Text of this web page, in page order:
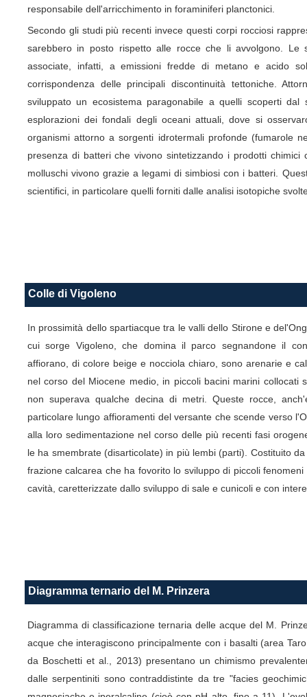
responsabile dell'arricchimento in foraminiferi planctonici.
Secondo gli studi più recenti invece questi corpi rocciosi
sarebbero in posto rispetto alle rocce che li avvolgono. Le
associate, infatti, a emissioni fredde di metano e acido
corrispondenza delle principali discontinuità tettoniche.
sviluppato un ecosistema paragonabile a quelli scoperti
esplorazioni dei fondali degli oceani attuali, dove si
organismi attorno a sorgenti idrotermali profonde (fumarole
presenza di batteri che vivono sintetizzando i prodotti chimici
molluschi vivono grazie a legami di simbiosi con i batteri.
scientifici, in particolare quelli forniti dalle analisi isotopiche
Colle di Vigoleno
In prossimità dello spartiacque tra le valli dello Stirone e
cui sorge Vigoleno, che domina il parco segnandone il
affiorano, di colore beige e nocciola chiaro, sono arenarie e
nel corso del Miocene medio, in piccoli bacini marini collocati
non superava qualche decina di metri. Queste rocce,
particolare lungo affioramenti del versante che scende verso
alla loro sedimentazione nel corso delle più recenti fasi
le ha smembrate (disarticolate) in più lembi (parti). Costituito
frazione calcarea che ha fovorito lo sviluppo di piccoli
cavità, caretterizzate dallo sviluppo di sale e cunicoli e con
Diagramma ternario del M. Prinzera
Diagramma di classificazione ternaria delle acque del M.
acque che interagiscono principalmente con i basalti (area
da Boschetti et al., 2013) presentano un chimismo
dalle serpentiniti sono contraddistinte da tre "facies